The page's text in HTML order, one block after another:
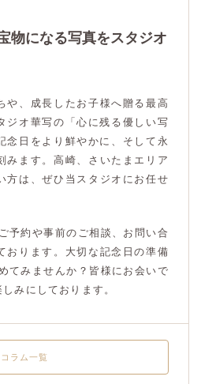
物になる写真をスタジオ
や、成長したお子様へ贈る最高
ジオ華写の「心に残る優しい写
念日をより鮮やかに、そして永
みます。高崎、さいたまエリア
方は、ぜひ当スタジオにお任せ
予約や事前のご相談、お問い合
おります。大切な記念日の準備
てみませんか？皆様にお会いで
みにしております。
コラム一覧